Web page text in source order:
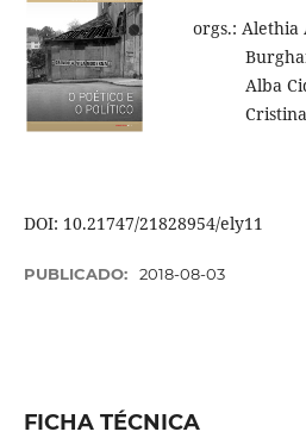
orgs.: Alethia
Alba
Cristina
DOI: 10.21747/21828954/ely11
PUBLICADO: 2018-08-03
FICHA TÉCNICA